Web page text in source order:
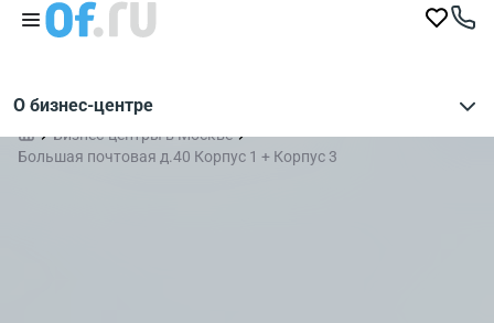
О бизнес-центре
Бизнес-центры в Москве
Большая почтовая д.40 Корпус 1 + Корпус 3